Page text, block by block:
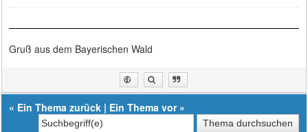
Gruß aus dem Bayerischen Wald
« Ein Thema zurück | Ein Thema vor»